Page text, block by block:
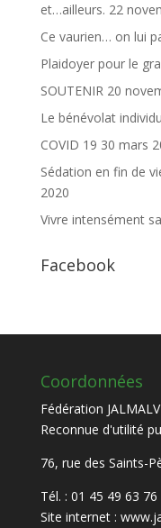
et…ailleurs. 22
Ce vaurien… on lui
Plaidoyer pour le
SOUTENIR 20
Le bénévolat
COVID 19 30 mars
Sédation en fin de
2020
Vivre intensément
Facebook
Coordonnées
Fédération JALMALV
Reconnue d'utilité
76, rue des Saints-
Tél. : 01 45 49 63 76
Site internet :